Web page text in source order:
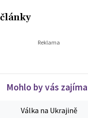
Mohlo by vás
Válka na Ukrajině